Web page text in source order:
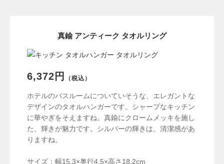
真鍮 アンティーク タオルリング
6,372円 （税込）
ホテルのバスルームについていそうな、エレガントな
デザインのタオルハンガーです。シャープなキッチン
に華やぎをそえますね。真鍮にクロームメッキを施し
た、輝きが魅力です。シルバーの輝きは、清潔感があ
りますね。
サイズ：幅15.3×奥行4.5×高さ18.2cm